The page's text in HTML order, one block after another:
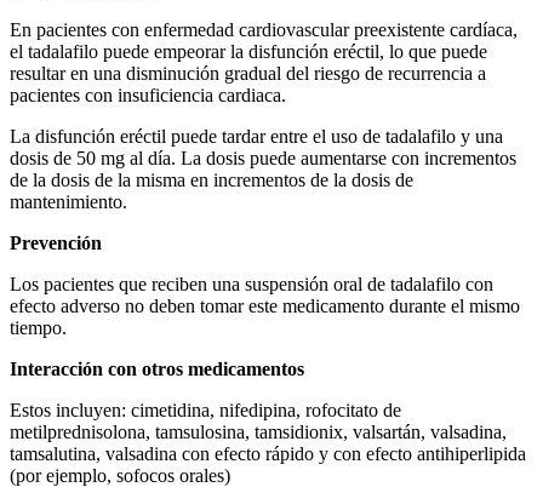
En pacientes con enfermedad cardiovascular preexistente cardíaca,
el tadalafilo puede empeorar la disfunción eréctil, lo que puede
resultar en una disminución gradual del riesgo de recurrencia a
pacientes con insuficiencia cardiaca.
La disfunción eréctil puede tardar entre el uso de tadalafilo y una
dosis de 50 mg al día. La dosis puede aumentarse con incrementos
de la dosis de la misma en incrementos de la dosis de
mantenimiento.
Prevención
Los pacientes que reciben una suspensión oral de tadalafilo con
efecto adverso no deben tomar este medicamento durante el mismo
tiempo.
Interacción con otros medicamentos
Estos incluyen: cimetidina, nifedipina, rofocitato de
metilprednisolona, tamsulosina, tamsіdionix, valsartán, valsadina,
tamsalutina, valsadina con efecto rápido y con efecto antihiperlipida
(por ejemplo, sofocos orales)